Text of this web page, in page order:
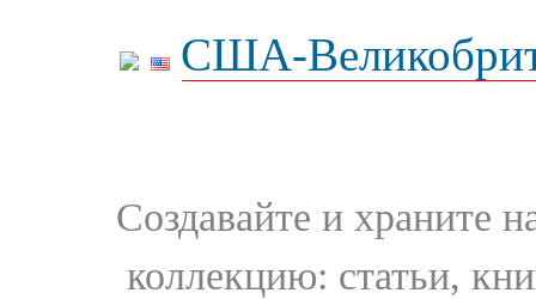
США-
Создавайте и храните
коллекцию: статьи,